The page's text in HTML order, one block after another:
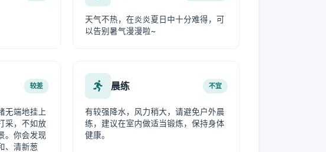
天气不热，在炎炎夏日中十分难得，可
以告别暑气漫漫啦~
较差
无端地挂上
采，不如放
。你会发现
、清新葱
晨练 不宜
有较强降水，风力稍大，请避免户外晨
练，建议在室内做适当锻炼，保持身体
健康。